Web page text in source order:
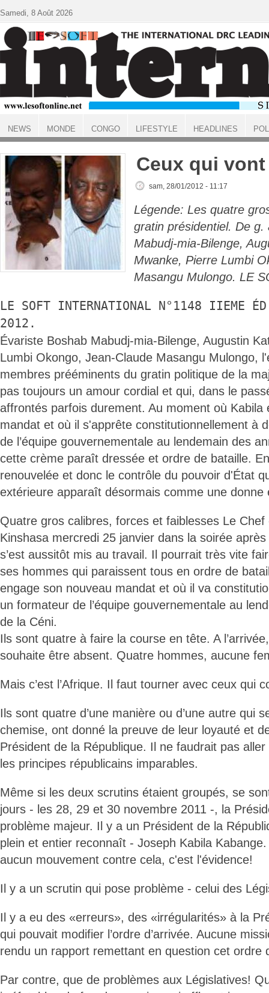
ACCUEIL
Ceux qui
sam, 28/01/2012 - 11:17
Légende: Les quatre
gratin présidentiel. De
Mabudj-mia-Bilenge,
Mwanke, Pierre Lumbi
Masangu Mulongo. LE
LE SOFT INTERNATIONAL N°1148 IIEME
2012.
Évariste Boshab Mabudj-mia-Bilenge, Augustin
Lumbi Okongo, Jean-Claude Masangu Mulongo,
membres prééminents du gratin politique de la
pas toujours un amour cordial et qui, dans le
affrontés parfois durement. Au moment où Kabila
mandat et où il s'apprête constitutionnellement à
de l’équipe gouvernementale au lendemain des
cette crème paraît dressée et ordre de bataille.
renouvelée et donc le contrôle du pouvoir d'État
extérieure apparaît désormais comme une donne
Quatre gros calibres, forces et faiblesses Le Chef
Kinshasa mercredi 25 janvier dans la soirée après
s’est aussitôt mis au travail. Il pourrait très vite
ses hommes qui paraissent tous en ordre de
engage son nouveau mandat et où il va
un formateur de l’équipe gouvernementale au
de la Céni.
Ils sont quatre à faire la course en tête. A
souhaite être absent. Quatre hommes, aucune
Mais c’est l’Afrique. Il faut tourner avec ceux qui
Ils sont quatre d’une manière ou d’une autre qui
chemise, ont donné la preuve de leur loyauté et
Président de la République. Il ne faudrait pas
les principes républicains imparables.
Même si les deux scrutins étaient groupés, se
jours - les 28, 29 et 30 novembre 2011 -, la
problème majeur. Il y a un Président de la
plein et entier reconnaît - Joseph Kabila
aucun mouvement contre cela, c'est l'évidence!
Il y a un scrutin qui pose problème - celui des
Il y a eu des «erreurs», des «irrégularités» à la
qui pouvait modifier l’ordre d’arrivée. Aucune
rendu un rapport remettant en question cet ordre
Par contre, que de problèmes aux Législatives!
Samedi, 8 Août 2026
NEWS MONDE CONGO LIFESTYLE HEADLINES